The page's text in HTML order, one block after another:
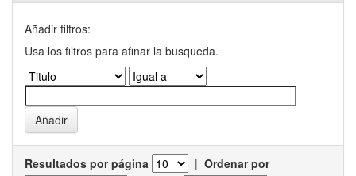
Añadir filtros:
Usa los filtros para afinar la busqueda.
Resultados por página | Ordenar por